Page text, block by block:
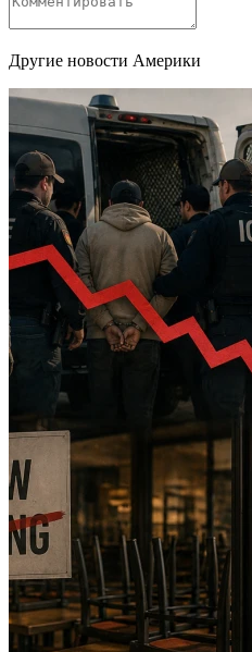
Другие новости Америки